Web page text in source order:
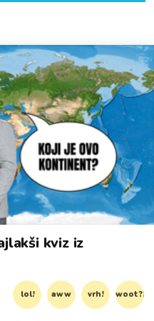
kviz iz
lol! aww vrh! woot?!